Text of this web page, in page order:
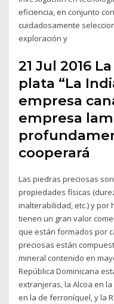
eficiencia, en conjunto
cuidadosamente
exploración y
21 Jul 2016
plata “La
empresa
empresa
cooperará
Las piedras preciosas
propiedades físicas
inalterabilidad, etc.) y
tienen un gran valor
que están formados por
preciosas están
mineral contenido en
República Dominicana
extranjeras, la Alcoa en
en la de ferroníquel, y la